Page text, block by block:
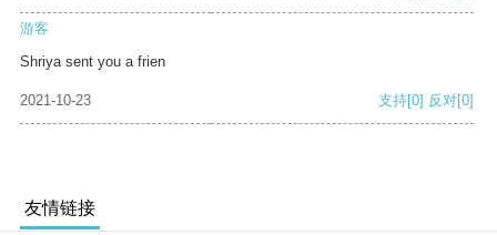
游客
Shriya sent you a frien
2021-10-23 支持[0] 反对[0]
友情链接